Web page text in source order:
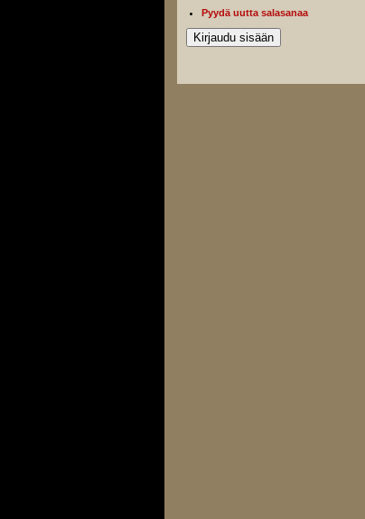
Pyydä uutta salasanaa